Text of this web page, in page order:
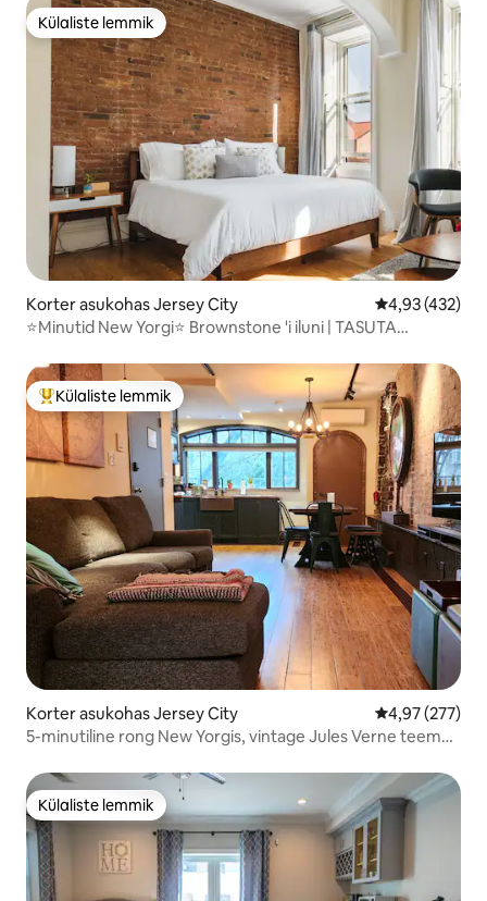
Külaliste lemmik
Külaliste lemmik
Korter asukohas Jersey City Keskmine
4,93 (432)
⭐Minutid New Yorgi⭐ Brownstone 'i iluni | TASUTA
Külaliste suur lemmik
Külaliste lemmik
Korter asukohas Jersey City Keskmine
4,97 (277)
5-minutiline rong New Yorgis, vintage Jules Verne teema,
Külaliste lemmik
Külaliste lemmik